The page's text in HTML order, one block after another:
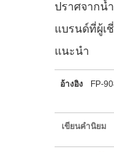
ปราศจากน้
แบรนด์ที่ผู้เ
แนะนำ
อ้างอิง FP-
เขียนคำนิยม